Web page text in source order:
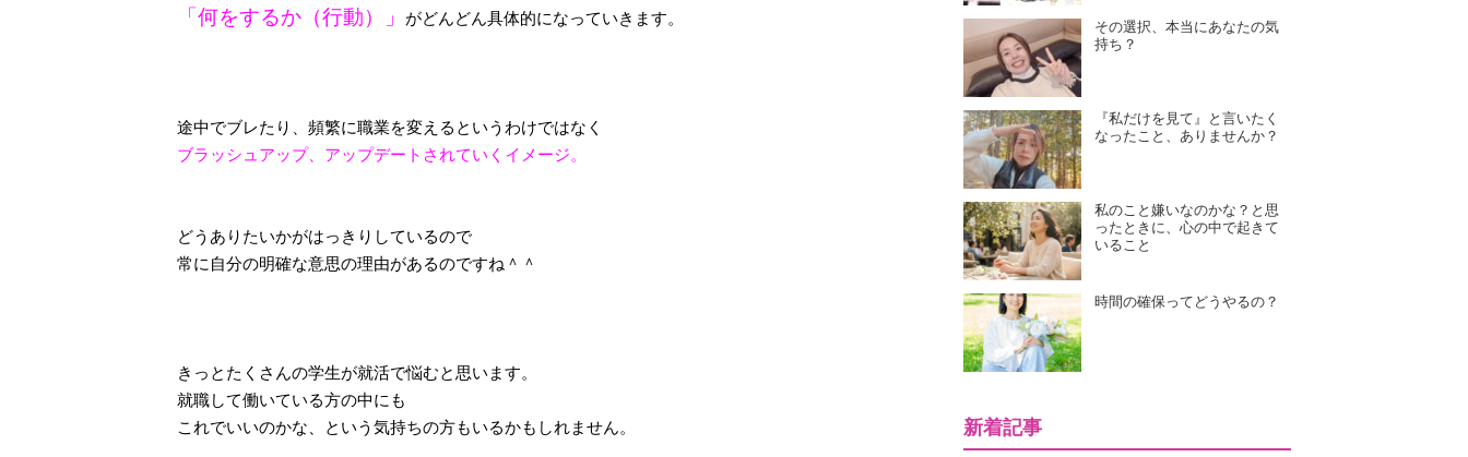
「何をするか（行動）」 がどんどん具体的になっていきます。
途中でブレたり、頻繁に職業を変えるというわけではなく
ブラッシュアップ、アップデートされていくイメージ。
どうありたいかがはっきりしているので
常に自分の明確な意思の理由があるのですね＾＾
きっとたくさんの学生が就活で悩むと思います。
就職して働いている方の中にも
これでいいのかな、という気持ちの方もいるかもしれません。
その選択、本当にあなたの気
持ち？
『私だけを見て』と言いたく
なったこと、ありませんか？
私のこと嫌いなのかな？と思
ったときに、心の中で起きて
いること
時間の確保ってどうやるの？
新着記事